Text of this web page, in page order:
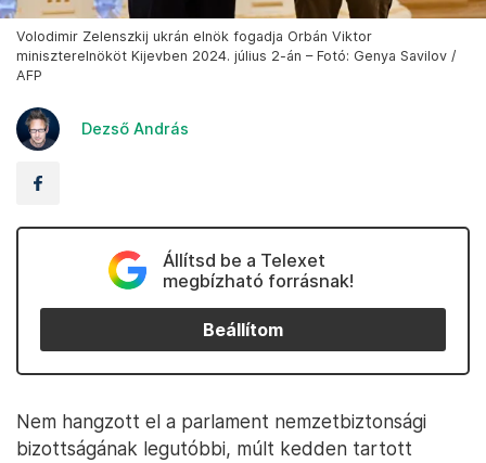
Volodimir Zelenszkij ukrán elnök fogadja Orbán Viktor
miniszterelnököt Kijevben 2024. július 2-án – Fotó: Genya Savilov /
AFP
Dezső András
Állítsd be a Telexet
megbízható forrásnak!
Beállítom
Nem hangzott el a parlament nemzetbiztonsági
bizottságának legutóbbi, múlt kedden tartott